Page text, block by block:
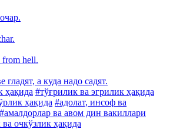
from hell.
гладят, а куда надо садят.
ҳақида #тўғрилик ва эгрилик ҳақида
ҳақида #адолат, инсоф ва
#амалдорлар ва авом дин вакиллари
очкўзлик ҳақида